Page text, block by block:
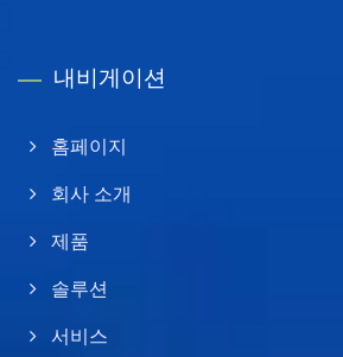
내비게이션
홈페이지
회사 소개
제품
솔루션
서비스